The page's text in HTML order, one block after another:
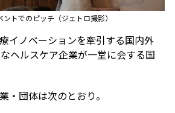
ントでのピッチ（ジェトロ撮影）
イノベーションを牽引する国内外
ヘルスケア企業が一堂に会する国
・団体は次のとおり。